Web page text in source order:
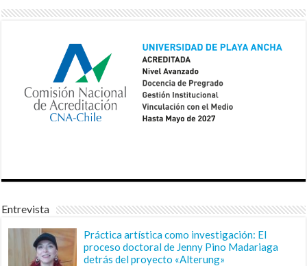
Entrevista
Práctica artística como investigación: El
proceso doctoral de Jenny Pino Madariaga
detrás del proyecto «Alterung»